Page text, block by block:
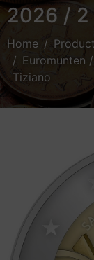
2026 / 2
Home
Euromunten
Tiziano